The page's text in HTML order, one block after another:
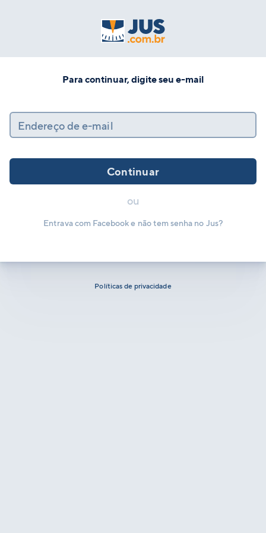
Para continuar, digite seu e-mail
Endereço de e-mail
Continuar
ou
Entrava com Facebook e não tem senha no Jus?
Políticas de privacidade